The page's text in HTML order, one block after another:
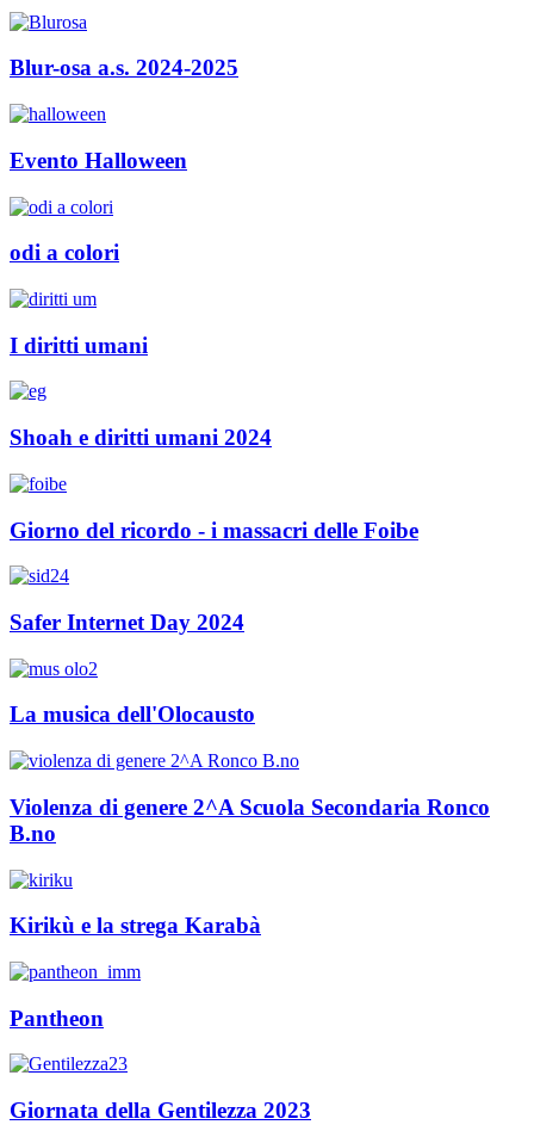
Blur-osa a.s. 2024-2025
Evento Halloween
odi a colori
I diritti umani
Shoah e diritti umani 2024
Giorno del ricordo - i massacri delle Foibe
Safer Internet Day 2024
La musica dell'Olocausto
Violenza di genere 2^A Scuola Secondaria Ronco
B.no
Kirikù e la strega Karabà
Pantheon
Giornata della Gentilezza 2023